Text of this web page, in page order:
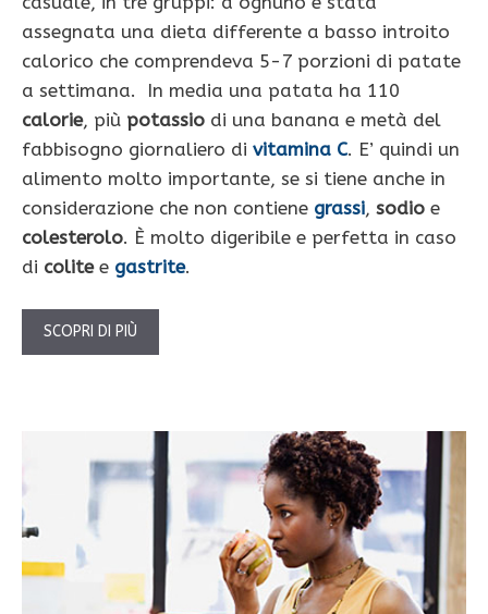
assegnata una dieta differente a basso introito
calorico che comprendeva 5-7 porzioni di patate
a settimana. In media una patata ha 110
calorie, più potassio di una banana e metà del
fabbisogno giornaliero di vitamina C. E’ quindi un
alimento molto importante, se si tiene anche in
considerazione che non contiene grassi, sodio e
colesterolo. È molto digeribile e perfetta in caso
di colitee gastrite.
SCOPRI DI PIÙ